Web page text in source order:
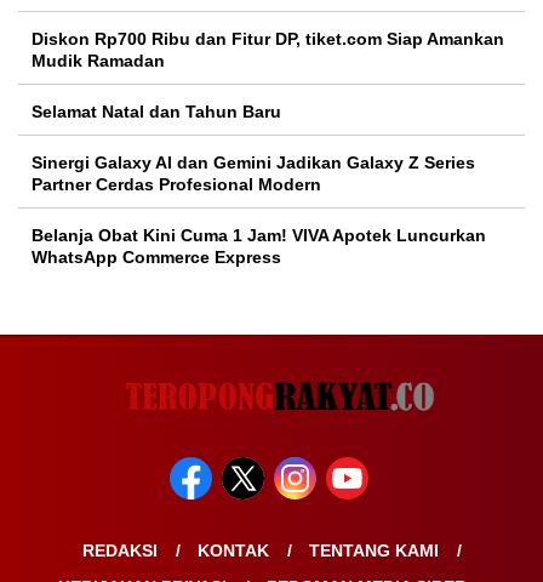
Diskon Rp700 Ribu dan Fitur DP, tiket.com Siap Amankan
Mudik Ramadan
Selamat Natal dan Tahun Baru
Sinergi Galaxy AI dan Gemini Jadikan Galaxy Z Series
Partner Cerdas Profesional Modern
Belanja Obat Kini Cuma 1 Jam! VIVA Apotek Luncurkan
WhatsApp Commerce Express
REDAKSI KONTAK
TENTANG KAMI